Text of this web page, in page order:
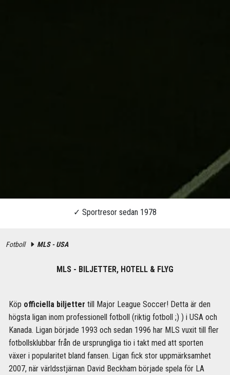
Fotboll MLS - USA
MLS - BILJETTER, HOTELL & FLYG
Köp officiella biljetter till Major League Soccer! Detta är den
högsta ligan inom professionell fotboll (riktig fotboll ;) ) i USA och
Kanada. Ligan började 1993 och sedan 1996 har MLS vuxit till fler
fotbollsklubbar från de ursprungliga tio i takt med att sporten
växer i popularitet bland fansen. Ligan fick stor uppmärksamhet
2007, när världsstjärnan David Beckham började spela för LA